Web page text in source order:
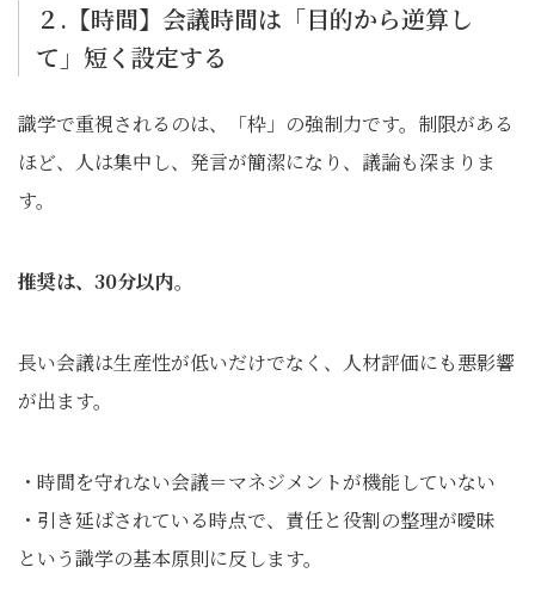
２.【時間】会議時間は「目的から逆算し
て」短く設定する
識学で重視されるのは、「枠」の強制力です。制限がある
ほど、人は集中し、発言が簡潔になり、議論も深まりま
す。
推奨は、30分以内。
長い会議は生産性が低いだけでなく、人材評価にも悪影響
が出ます。
・時間を守れない会議＝マネジメントが機能していない
・引き延ばされている時点で、責任と役割の整理が曖昧
という識学の基本原則に反します。